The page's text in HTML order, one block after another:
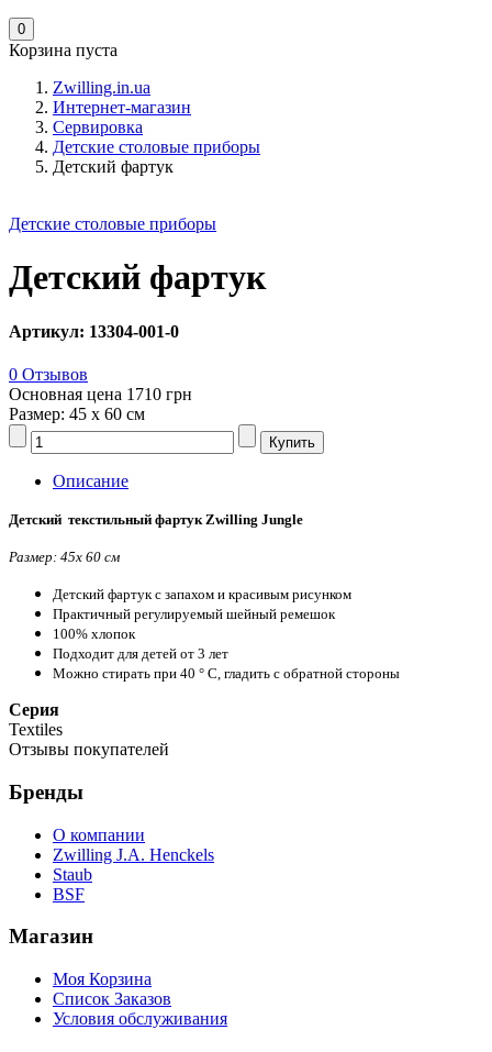
0
Корзина пуста
Zwilling.in.ua
Интернет-магазин
Сервировка
Детские столовые приборы
Детский фартук
Детские столовые приборы
Детский фартук
Артикул: 13304-001-0
0 Отзывов
Основная цена 1710 грн
Размер: 45 х 60 см
Описание
Детский текстильный фартук Zwilling Jungle
Размер: 45х 60 см
Детский фартук с запахом и красивым рисунком
Практичный регулируемый шейный ремешок
100% хлопок
Подходит для детей от 3 лет
Можно стирать при 40 ° C, гладить с обратной стороны
Серия
Textiles
Отзывы покупателей
Бренды
О компании
Zwilling J.A. Henckels
Staub
BSF
Магазин
Моя Корзина
Список Заказов
Условия обслуживания